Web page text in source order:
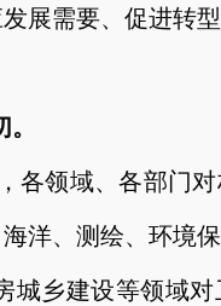
展需要、促进转
各领域、各部门
洋、测绘、环境
城乡建设等领域